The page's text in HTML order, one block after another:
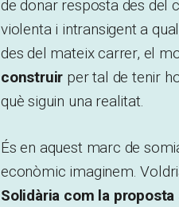
de donar resposta des del
violenta i intransigent a
des del mateix carrer, el
construir per tal de tenir
què siguin una realitat.
És en aquest marc de
econòmic imaginem.
Solidària com la